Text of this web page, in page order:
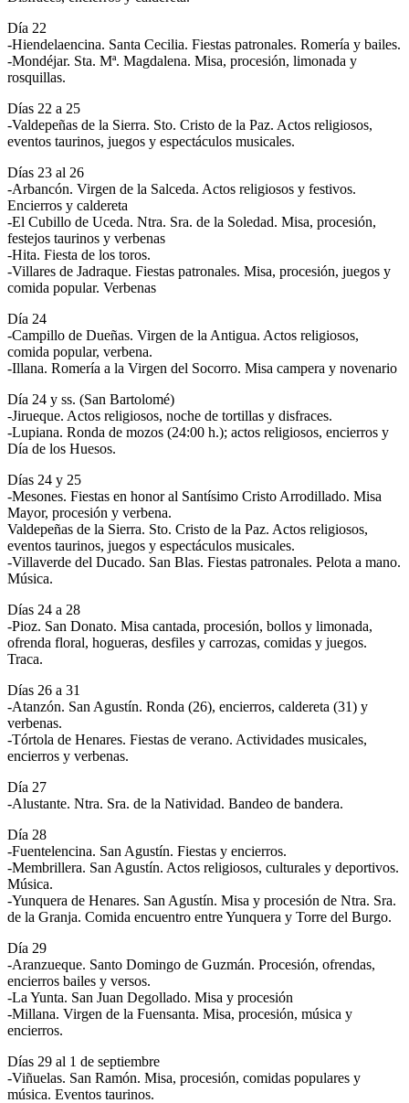
Día 22
-Hiendelaencina. Santa Cecilia. Fiestas patronales. Romería y bailes.
-Mondéjar. Sta. Mª. Magdalena. Misa, procesión, limonada y
rosquillas.
Días 22 a 25
-Valdepeñas de la Sierra. Sto. Cristo de la Paz. Actos religiosos,
eventos taurinos, juegos y espectáculos musicales.
Días 23 al 26
-Arbancón. Virgen de la Salceda. Actos religiosos y festivos.
Encierros y caldereta
-El Cubillo de Uceda. Ntra. Sra. de la Soledad. Misa, procesión,
festejos taurinos y verbenas
-Hita. Fiesta de los toros.
-Villares de Jadraque. Fiestas patronales. Misa, procesión, juegos y
comida popular. Verbenas
Día 24
-Campillo de Dueñas. Virgen de la Antigua. Actos religiosos,
comida popular, verbena.
-Illana. Romería a la Virgen del Socorro. Misa campera y novenario
Día 24 y ss. (San Bartolomé)
-Jirueque. Actos religiosos, noche de tortillas y disfraces.
-Lupiana. Ronda de mozos (24:00 h.); actos religiosos, encierros y
Día de los Huesos.
Días 24 y 25
-Mesones. Fiestas en honor al Santísimo Cristo Arrodillado. Misa
Mayor, procesión y verbena.
Valdepeñas de la Sierra. Sto. Cristo de la Paz. Actos religiosos,
eventos taurinos, juegos y espectáculos musicales.
-Villaverde del Ducado. San Blas. Fiestas patronales. Pelota a mano.
Música.
Días 24 a 28
-Pioz. San Donato. Misa cantada, procesión, bollos y limonada,
ofrenda floral, hogueras, desfiles y carrozas, comidas y juegos.
Traca.
Días 26 a 31
-Atanzón. San Agustín. Ronda (26), encierros, caldereta (31) y
verbenas.
-Tórtola de Henares. Fiestas de verano. Actividades musicales,
encierros y verbenas.
Día 27
-Alustante. Ntra. Sra. de la Natividad. Bandeo de bandera.
Día 28
-Fuentelencina. San Agustín. Fiestas y encierros.
-Membrillera. San Agustín. Actos religiosos, culturales y deportivos.
Música.
-Yunquera de Henares. San Agustín. Misa y procesión de Ntra. Sra.
de la Granja. Comida encuentro entre Yunquera y Torre del Burgo.
Día 29
-Aranzueque. Santo Domingo de Guzmán. Procesión, ofrendas,
encierros bailes y versos.
-La Yunta. San Juan Degollado. Misa y procesión
-Millana. Virgen de la Fuensanta. Misa, procesión, música y
encierros.
Días 29 al 1 de septiembre
-Viñuelas. San Ramón. Misa, procesión, comidas populares y
música. Eventos taurinos.